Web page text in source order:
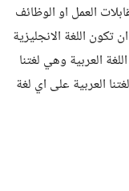
العمل او الوظائف
اللغة الانجليزية
العربية وهي لغتنا
العربية على اي لغة